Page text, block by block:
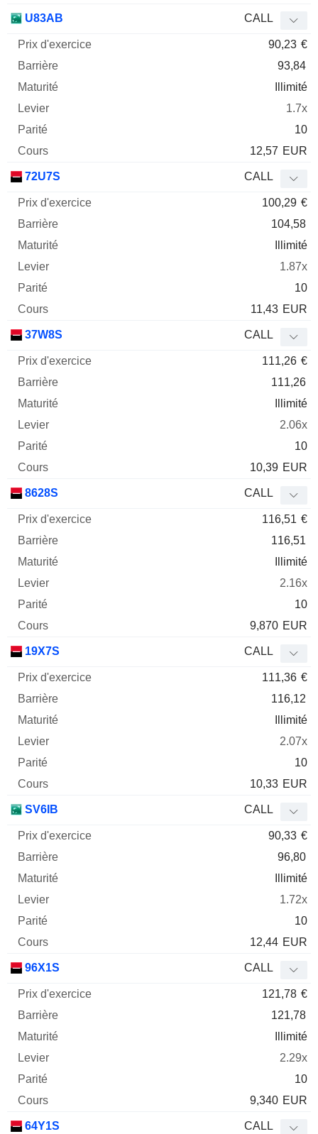
U83AB CALL
90,23 €
93,84
Illimité
1.7x
10
12,57 EUR
72U7S CALL
100,29 €
104,58
Illimité
1.87x
10
11,43 EUR
37W8S CALL
111,26 €
111,26
Illimité
2.06x
10
10,39 EUR
8628S CALL
116,51 €
116,51
Illimité
2.16x
10
9,870 EUR
19X7S CALL
111,36 €
116,12
Illimité
2.07x
10
10,33 EUR
SV6IB CALL
90,33 €
96,80
Illimité
1.72x
10
12,44 EUR
96X1S CALL
121,78 €
121,78
Illimité
2.29x
10
9,340 EUR
64Y1S CALL